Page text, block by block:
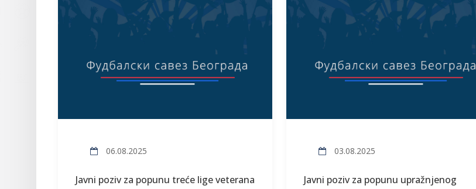
06.08.2025
Javni poziv za popunu treće lige veterana
03.08.2025
Javni poziv za popunu upražnjenog